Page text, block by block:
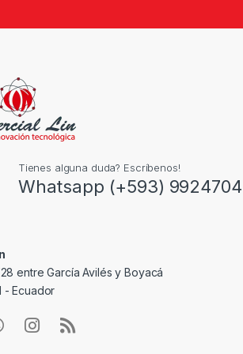
Tienes alguna duda? Escríbenos!
Whatsapp (+593)
entre García Avilés y Boyacá
- Ecuador